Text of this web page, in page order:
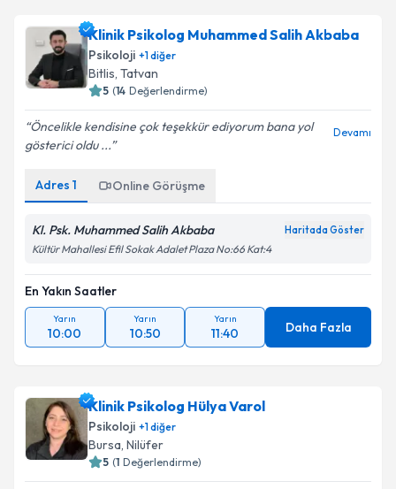
Klinik Psikolog Muhammed Salih Akbaba
Psikoloji +1diğer
Bitlis, Tatvan
5 (14 Değerlendirme)
Öncelikle kendisine çok teşekkür ediyorum bana yol
gösterici oldu ...
Devamı
Adres 1 Online Görüşme
Kl. Psk. Muhammed Salih Akbaba Haritada Göster
Kültür Mahallesi Efil Sokak Adalet Plaza No:66 Kat:4
En Yakın Saatler
Yarın
10:00
Yarın
10:50
Yarın
11:40 Daha Fazla
Klinik Psikolog Hülya Varol
Psikoloji +1diğer
Bursa, Nilüfer
5 (1 Değerlendirme)